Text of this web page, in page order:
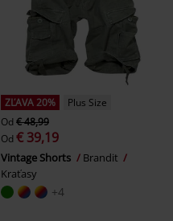
ZĽAVA 20%
Plus Size
Od € 48,99
Od € 39,19
Vintage Shorts
Brandit
Kraťasy
+4